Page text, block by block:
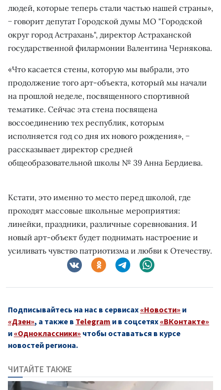
людей, которые теперь стали частью нашей страны»,
− говорит депутат Городской думы МО "Городской
округ город Астрахань", директор Астраханской
государственной филармонии Валентина Чернякова.
«Что касается стены, которую мы выбрали, это
продолжение того арт-объекта, который мы начали
на прошлой неделе, посвященного спортивной
тематике. Сейчас эта стена посвящена
воссоединению тех республик, которым
исполняется год со дня их нового рождения», −
рассказывает директор средней
общеобразовательной школы № 39 Анна Бердиева.
Кстати, это именно то место перед школой, где
проходят массовые школьные мероприятия:
линейки, праздники, различные соревнования. И
новый арт-объект будет поднимать настроение и
усиливать чувство патриотизма и любви к Отечеству.
Подписывайтесь на нас в сервисах «Новости» и
«Дзен», а также в Telegram и в соцсетях «ВКонтакте»
и «Одноклассники» чтобы оставаться в курсе
новостей региона.
ЧИТАЙТЕ ТАКЖЕ